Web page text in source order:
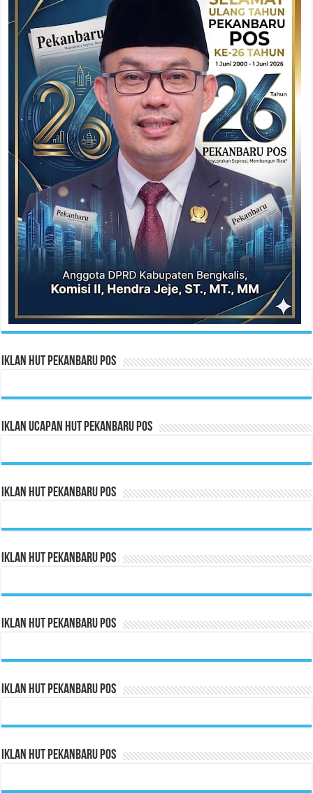
Iklan HUT Pekanbaru Pos
Iklan Ucapan HUT Pekanbaru Pos
Iklan HUT Pekanbaru Pos
Iklan HUT Pekanbaru Pos
Iklan HUT Pekanbaru Pos
Iklan HUT Pekanbaru Pos
Iklan HUT Pekanbaru Pos